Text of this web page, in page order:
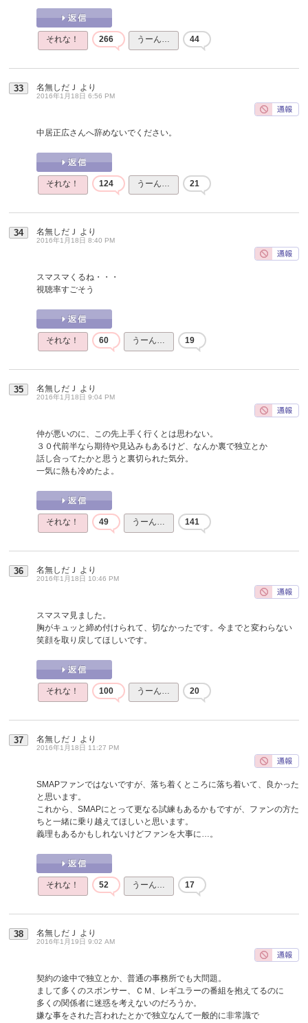
それな！ 266 うーん… 44
33 名無しだＪ より
2016年1月18日 6:56 PM
中居正広さんへ辞めないでください。
それな！ 124 うーん… 21
34 名無しだＪ より
2016年1月18日 8:40 PM
スマスマくるね・・・
視聴率すごそう
それな！ 60 うーん… 19
35 名無しだＪ より
2016年1月18日 9:04 PM
仲が悪いのに、この先上手く行くとは思わない。
３０代前半なら期待や見込みもあるけど、なんか裏で独立とか
話し合ってたかと思うと裏切られた気分。
一気に熱も冷めたよ。
それな！ 49 うーん… 141
36 名無しだＪ より
2016年1月18日 10:46 PM
スマスマ見ました。
胸がキュッと締め付けられて、切なかったです。今までと変わらない
笑顔を取り戻してほしいです。
それな！ 100 うーん… 20
37 名無しだＪ より
2016年1月18日 11:27 PM
SMAPファンではないですが、落ち着くところに落ち着いて、良かった
と思います。
これから、SMAPにとって更なる試練もあるかもですが、ファンの方た
ちと一緒に乗り越えてほしいと思います。
義理もあるかもしれないけどファンを大事に…。
それな！ 52 うーん… 17
38 名無しだＪ より
2016年1月19日 9:02 AM
契約の途中で独立とか、普通の事務所でも大問題。
まして多くのスポンサー、ＣＭ、レギユラーの番組を抱えてるのに
多くの関係者に迷惑を考えないのだろうか。
嫌な事をされた言われたとかで独立なんて一般的に非常識で